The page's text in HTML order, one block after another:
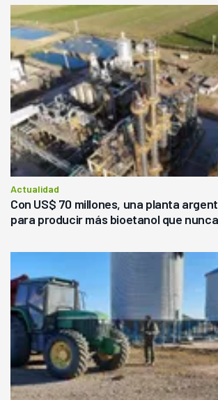
Actualidad
Con US$ 70 millones, una planta
para producir más bioetanol que nunca